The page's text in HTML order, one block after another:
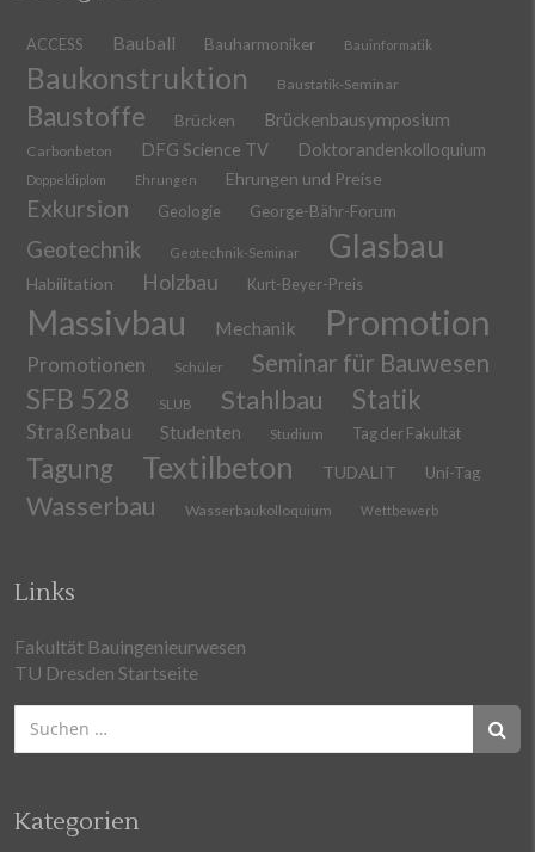
ACCESS Bauball Bauharmoniker Bauinformatik
Baukonstruktion Baustatik-Seminar
Baustoffe Brücken Brückenbausymposium
Carbonbeton DFG Science TV Doktorandenkolloquium
Doppeldiplom Ehrungen Ehrungen und Preise
Exkursion Geologie George-Bähr-Forum
Geotechnik Geotechnik-Seminar Glasbau
Habilitation Holzbau Kurt-Beyer-Preis
Massivbau Mechanik Promotion
Promotionen Schüler Seminar für Bauwesen
SFB 528 SLUB Stahlbau Statik
Straßenbau Studenten Studium Tag der Fakultät
Tagung Textilbeton TUDALIT Uni-Tag
Wasserbau Wasserbaukolloquium Wettbewerb
Links
Fakultät Bauingenieurwesen
TU Dresden Startseite
Suchen
nach:
Kategorien